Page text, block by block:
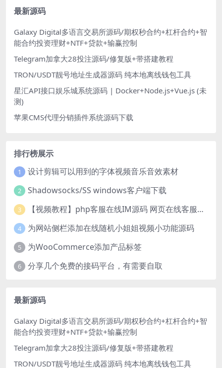
最新源码
Galaxy Digital多语言交易所源码/期权秒合约+杠杆合约+智
能合约投资理财+NTF+贷款+输赢控制
Telegram加拿大28投注源码/修复版+带搭建教程
TRON/USDT靓号地址生成器源码 纯本地离线钱包工具
星汇API接口娱乐城系统源码 | Docker+Node.js+Vue.js (未
测)
苹果CMS代理分销插件系统源码下载
排行榜展示
1 设计剪辑可以用到的字体视频音乐音效素材
2 Shadowsocks/SS windows客户端下载
3 【视频教程】php客服在线IM源码 网页在线客服软件代码
4 为网站侧栏添加在线随机小姐姐视频小功能源码
5 为WooCommerce添加产品标签
6 分享几个免费的接码平台，有需要自取
最新源码
Galaxy Digital多语言交易所源码/期权秒合约+杠杆合约+智
能合约投资理财+NTF+贷款+输赢控制
Telegram加拿大28投注源码/修复版+带搭建教程
TRON/USDT靓号地址生成器源码 纯本地离线钱包工具